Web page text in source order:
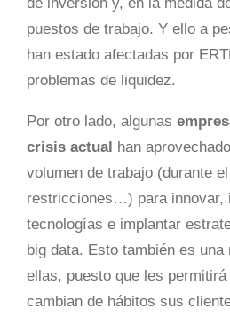
puestos de trabajo. Y ello a
han estado afectadas por
problemas de liquidez.
Por otro lado, algunas
crisis actual han
volumen de trabajo (durante
restricciones…) para innovar,
tecnologías e implantar
big data. Esto también es una
ellas, puesto que les
cambian de hábitos sus